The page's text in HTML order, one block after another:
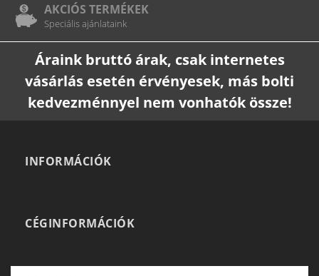
AKCIÓS TERMÉKEK
Speciális ajánlataink
Áraink bruttó árak, csak internetes
vásárlás esetén érvényesek, más bolti
kedvezménnyel nem vonhatók össze!
INFORMÁCIÓK
CÉGINFORMÁCIÓK